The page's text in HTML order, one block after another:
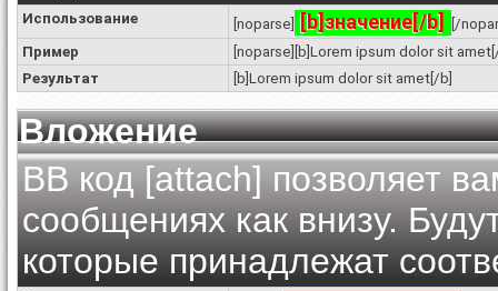
Использование [noparse] [b]значение[/b]
[/
Пример
[noparse][b]Lorem ipsum dolor sit
Результат
[b]Lorem ipsum dolor sit amet[/b]
Вложение
BB код [attach] позволяет
сообщениях как внизу.
которые принадлежат